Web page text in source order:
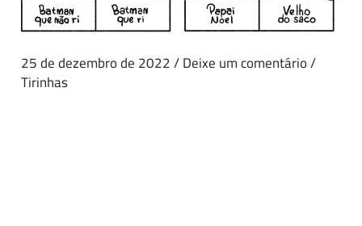
25 de dezembro de 2022/Deixe um comentário/
Tirinhas